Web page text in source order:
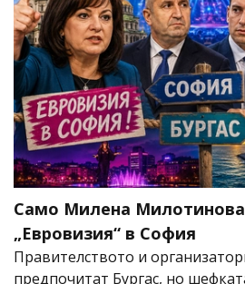
Само Милена Милотинова
„Евровизия“ в София
Правителството и
предпочитат Бургас, но